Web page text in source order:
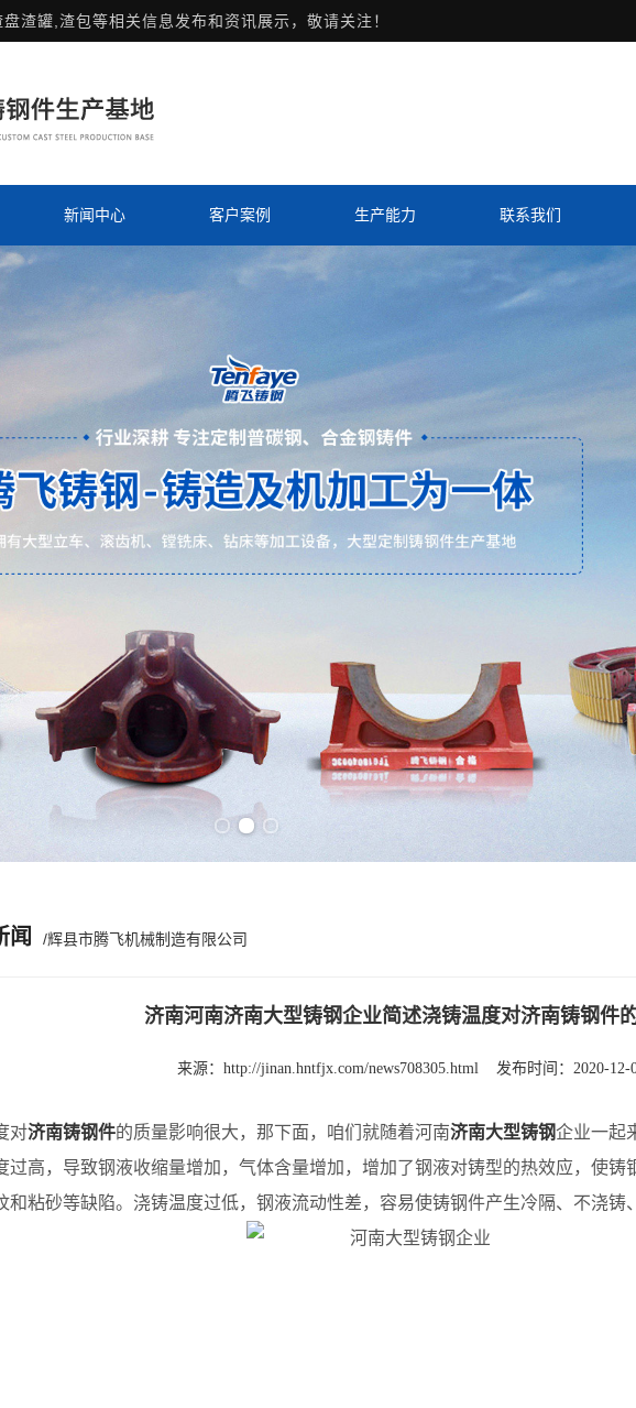
盘渣罐,渣包等相关信息发布和资讯展示，敬请关注！
新闻中心 客户案例 生产能力 联系我们
闻 /辉县市腾飞机械制造有限公司
济南河南济南大型铸钢企业简述浇铸温度对济南铸钢件
来源： http://jinan.hntfjx.com/news708305.html 发布时间：2020-12-
对济南铸钢件的质量影响很大，那下面，咱们就随着河南济南大型铸钢企业一起
过高，导致钢液收缩量增加，气体含量增加，增加了钢液对铸型的热效应，使铸
和粘砂等缺陷。浇铸温度过低，钢液流动性差，容易使铸钢件产生冷隔、不浇铸